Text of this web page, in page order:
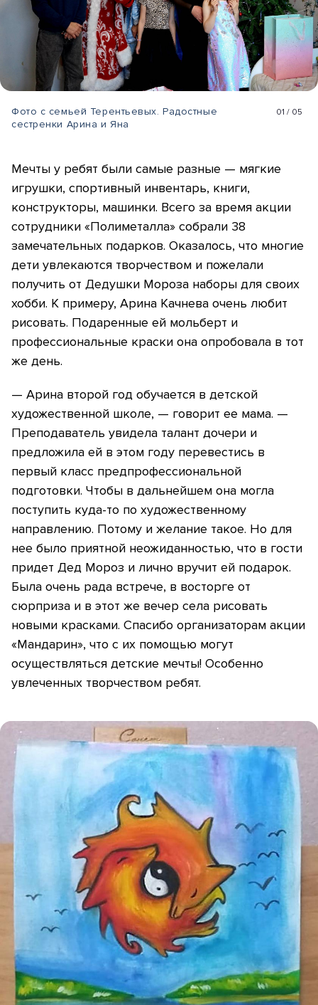
Фото с семьей Терентьевых. Радостные
сестренки Арина и Яна
01 / 05
Мечты у ребят были самые разные — мягкие
игрушки, спортивный инвентарь, книги,
конструкторы, машинки. Всего за время акции
сотрудники «Полиметалла» собрали 38
замечательных подарков. Оказалось, что многие
дети увлекаются творчеством и пожелали
получить от Дедушки Мороза наборы для своих
хобби. К примеру, Арина Качнева очень любит
рисовать. Подаренные ей мольберт и
профессиональные краски она опробовала в тот
же день.
— Арина второй год обучается в детской
художественной школе, — говорит ее мама. —
Преподаватель увидела талант дочери и
предложила ей в этом году перевестись в
первый класс предпрофессиональной
подготовки. Чтобы в дальнейшем она могла
поступить куда-то по художественному
направлению. Потому и желание такое. Но для
нее было приятной неожиданностью, что в гости
придет Дед Мороз и лично вручит ей подарок.
Была очень рада встрече, в восторге от
сюрприза и в этот же вечер села рисовать
новыми красками. Спасибо организаторам акции
«Мандарин», что с их помощью могут
осуществляться детские мечты! Особенно
увлеченных творчеством ребят.